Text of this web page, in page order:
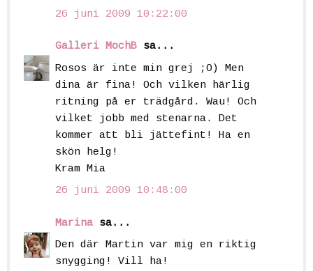
26 juni 2009 10:22:00
Galleri MochB sa...
Rosos är inte min grej ;O) Men
dina är fina! Och vilken härlig
ritning på er trädgård. Wau! Och
vilket jobb med stenarna. Det
kommer att bli jättefint! Ha en
skön helg!
Kram Mia
26 juni 2009 10:48:00
Marina sa...
Den där Martin var mig en riktig
snygging! Vill ha!